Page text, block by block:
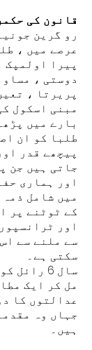
قانون کی
رو گرین
عرصے میں ،
پیرا اولمپک
دوستی ،
پریرتا ،
مبنی اسکول
بارے میں
طلبا کو ان
پیچھے قدر
جاتی ہیں جن
اور ہماری
میں شامل
کے ٹوٹنے پر
اور
سے ملنے سے
سکتی ہے۔
سال 6
مل کر ایک
عدالتوں کا
جہاں وہ
ہیں۔